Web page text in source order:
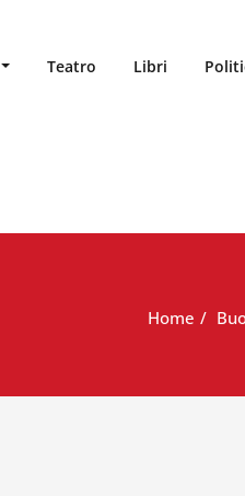
Teatro Libri
Home